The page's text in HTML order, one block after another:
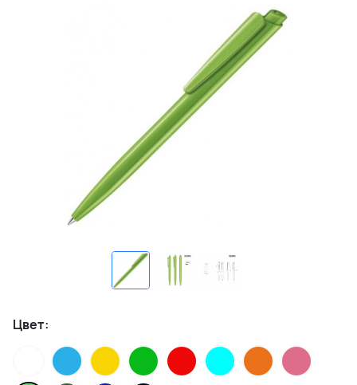
Цвет: